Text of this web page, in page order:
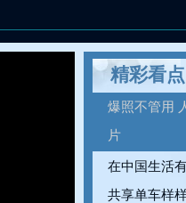
精彩看点
爆照不管用
片
在中国生活
共享单车样